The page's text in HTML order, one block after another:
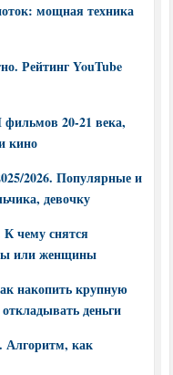
мощная техника
Рейтинг YouTube
20-21 века,
кино
2026. Популярные и
девочку
К чему снятся
или женщины
накопить крупную
деньги
Алгоритм, как